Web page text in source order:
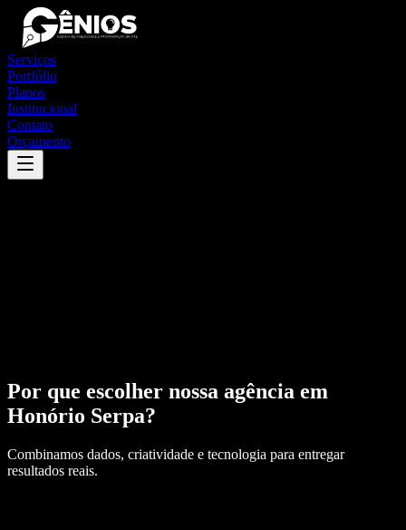
Serviços
Portfólio
Planos
Institucional
Contato
Orçamento
Por que escolher nossa agência em
Honório Serpa?
Combinamos dados, criatividade e tecnologia para entregar
resultados reais.